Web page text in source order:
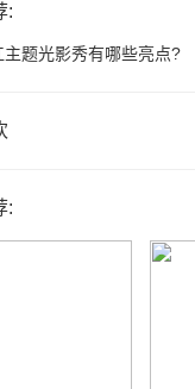
:
主题光影秀有哪些亮点?
: